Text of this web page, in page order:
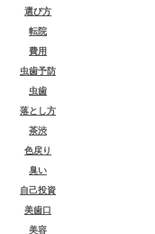
選び方
転院
費用
虫歯予防
虫歯
落とし方
茶渋
色戻り
臭い
自己投資
美歯口
美容